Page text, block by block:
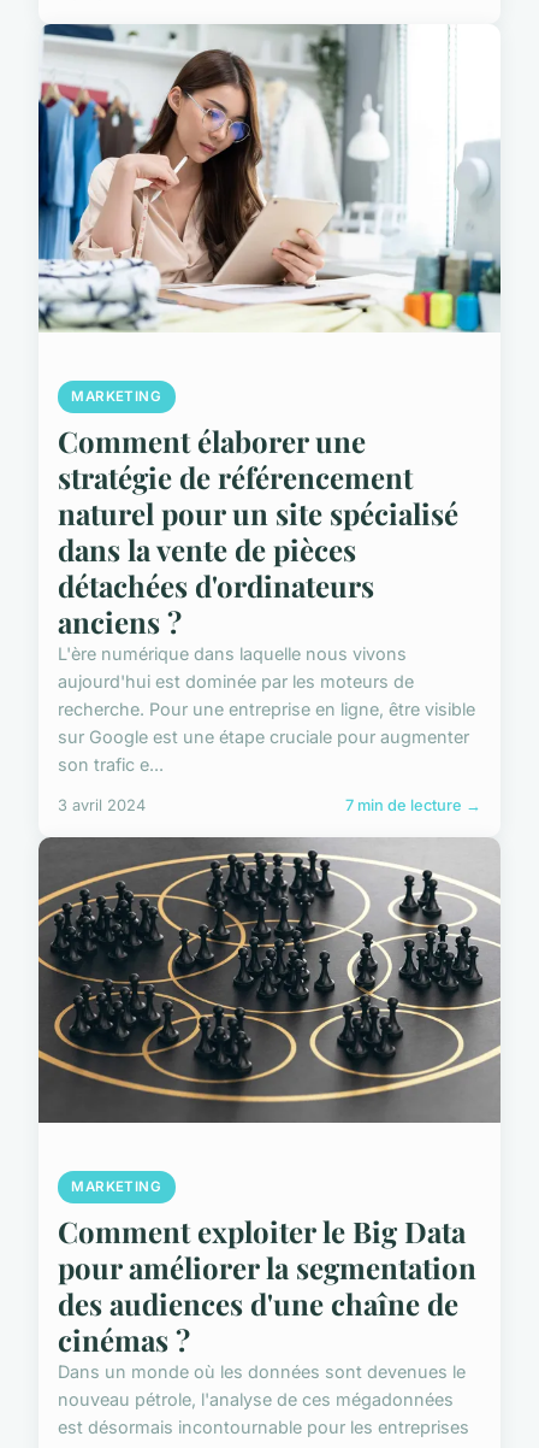
MARKETING
Comment élaborer une
stratégie de référencement
naturel pour un site spécialisé
dans la vente de pièces
détachées d'ordinateurs
anciens ?
L'ère numérique dans laquelle nous vivons
aujourd'hui est dominée par les moteurs de
recherche. Pour une entreprise en ligne, être visible
sur Google est une étape cruciale pour augmenter
son trafic e...
3 avril 2024 7 min de lecture →
MARKETING
Comment exploiter le Big Data
pour améliorer la segmentation
des audiences d'une chaîne de
cinémas ?
Dans un monde où les données sont devenues le
nouveau pétrole, l'analyse de ces mégadonnées
est désormais incontournable pour les entreprises